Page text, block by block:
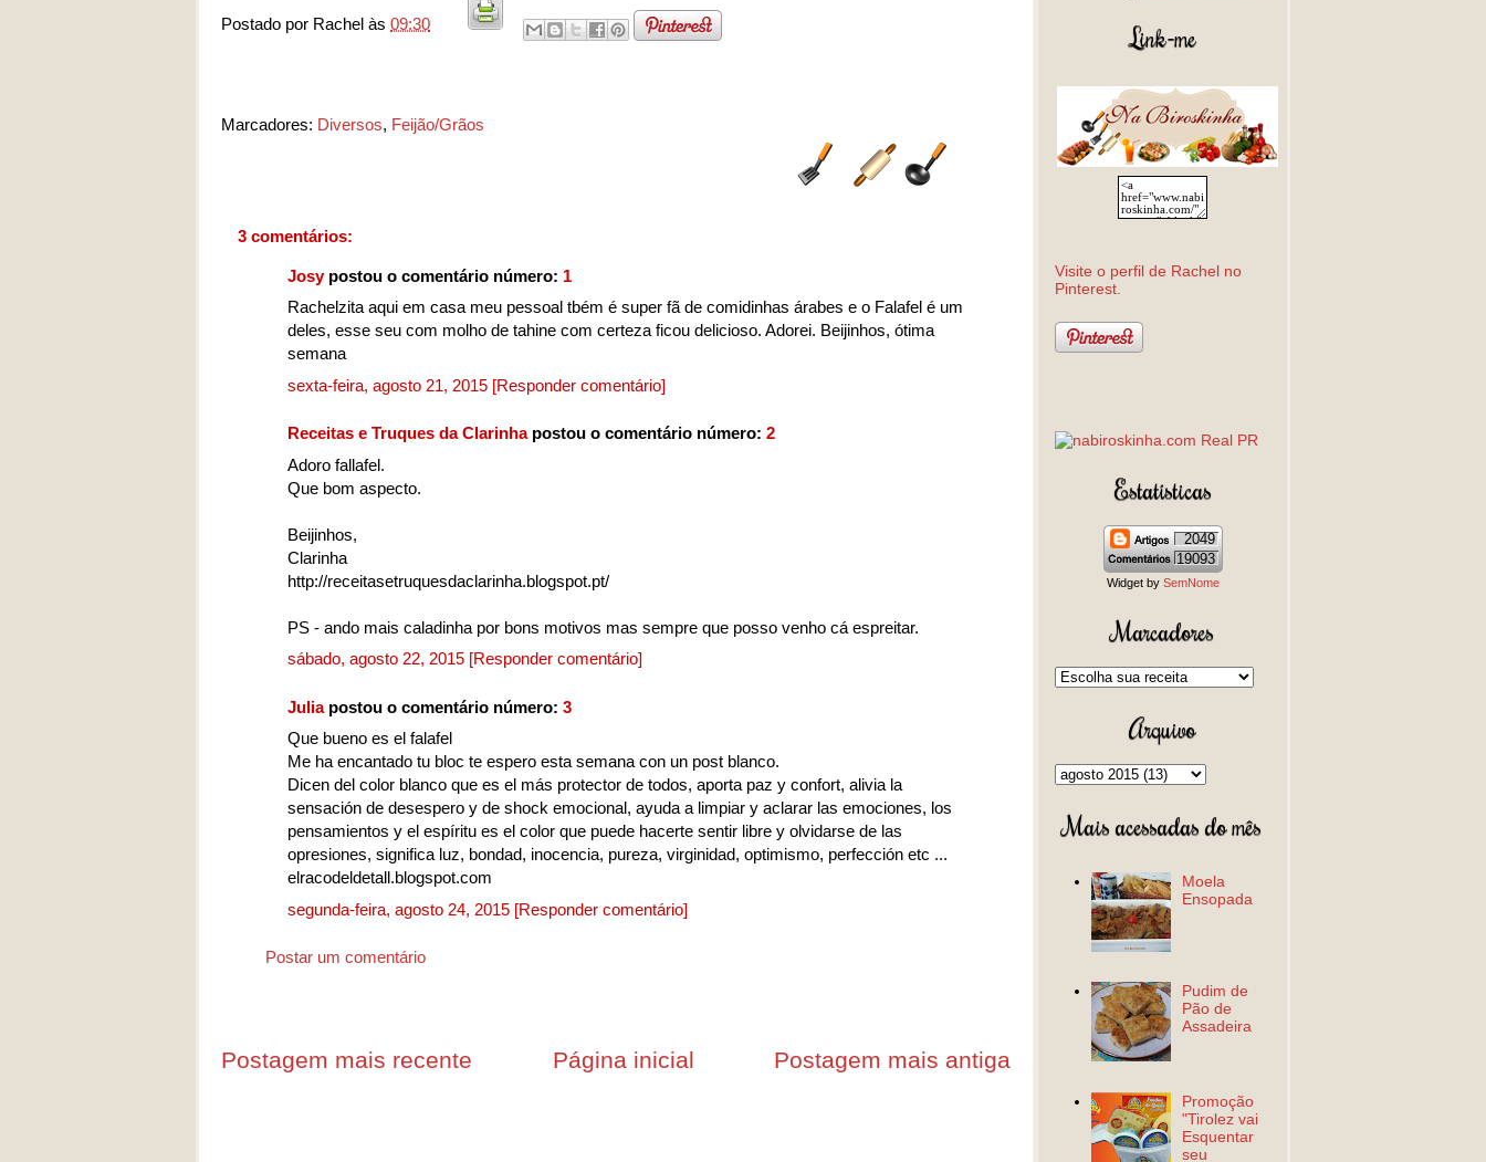
Postado por Rachel às 09:30
Marcadores: Diversos, Feijão/Grãos
3 comentários:
Josypostou o comentário número: 1
Rachelzita aqui em casa meu pessoal tbém é super fã de comidinhas árabes e o Falafel é um
deles, esse seu com molho de tahine com certeza ficou delicioso. Adorei. Beijinhos, ótima
semana
sexta-feira, agosto 21, 2015 [Responder comentário]
Receitas e Truques da Clarinhapostou o comentário número: 2
Adoro fallafel.
Que bom aspecto.
Beijinhos,
Clarinha
http://receitasetruquesdaclarinha.blogspot.pt/
PS - ando mais caladinha por bons motivos mas sempre que posso venho cá espreitar.
sábado, agosto 22, 2015 [Responder comentário]
Juliapostou o comentário número: 3
Que bueno es el falafel
Me ha encantado tu bloc te espero esta semana con un post blanco.
Dicen del color blanco que es el más protector de todos, aporta paz y confort, alivia la
sensación de desespero y de shock emocional, ayuda a limpiar y aclarar las emociones, los
pensamientos y el espíritu es el color que puede hacerte sentir libre y olvidarse de las
opresiones, significa luz, bondad, inocencia, pureza, virginidad, optimismo, perfección etc ...
elracodeldetall.blogspot.com
segunda-feira, agosto 24, 2015 [Responder comentário]
Postar um comentário
Postagem mais recente Postagem mais antiga
Página inicial
Link-me
Visite o perfil de Rachel no
Pinterest.
Estatísticas
2049
19093
Widget by SemNome
Marcadores
Arquivo
Mais acessadas do mês
Moela
Ensopada
Pudim de
Pão de
Assadeira
Promoção
"Tirolez vai
Esquentar
seu